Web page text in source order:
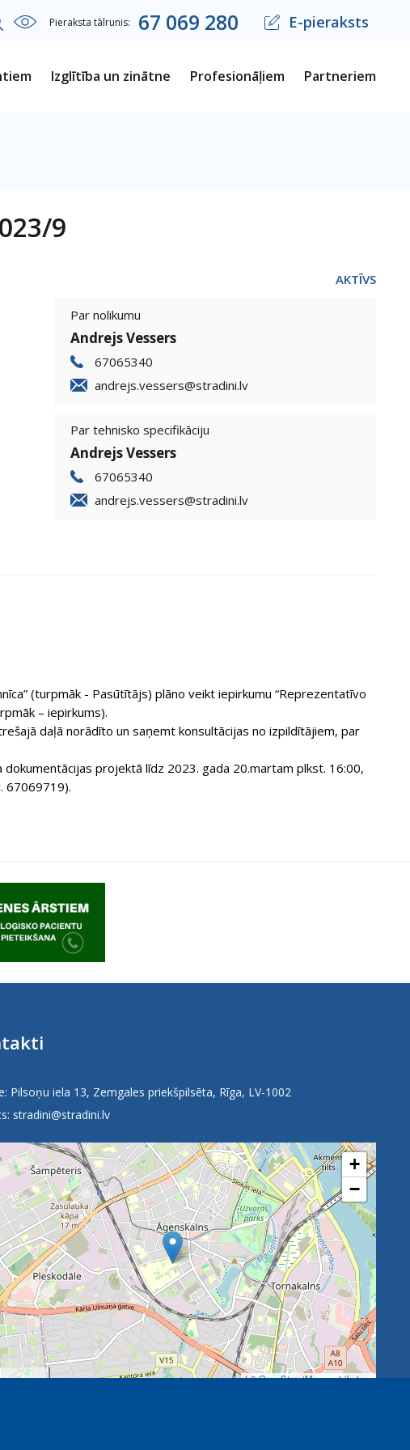
Pieraksta tālrunis: 67 069 280 E-pieraksts
Izglītība un zinātne Profesionāļiem Partneriem
9
AKTĪVS
Par nolikumu
Andrejs Vessers
67065340
andrejs.vessers@stradini.lv
Par tehnisko specifikāciju
Andrejs Vessers
67065340
andrejs.vessers@stradini.lv
(turpmāk - Pasūtītājs) plāno veikt iepirkumu “Reprezentatīvo
– iepirkums).
daļā norādīto un saņemt konsultācijas no izpildītājiem, par
projektā līdz 2023. gada 20.martam plkst. 16:00,
67069719).
Pilsoņu iela 13, Zemgales priekšpilsēta, Rīga, LV-1002
stradini@stradini.lv
+
−
| ©OpenStreetMapcontributors